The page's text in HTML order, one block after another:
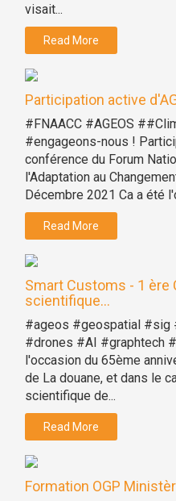
visait...
Read More
Participation active
#FNAACC #AGEOS
#engageons-nous !
conférence du Forum
l'Adaptation au
Décembre 2021 Ca a été
Read More
Smart Customs - 1 ère
scientifique...
#ageos #geospatial #sig
#drones #AI #graphtech
l'occasion du 65ème
de La douane, et dans le
scientifique de...
Read More
Formation OGP